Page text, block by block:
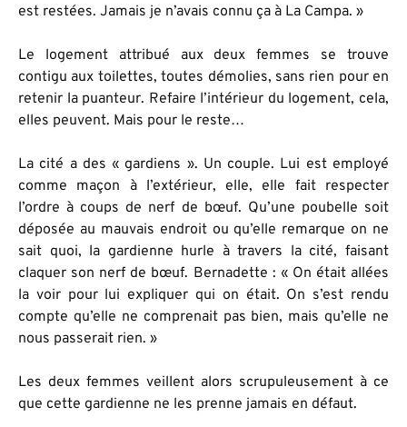
est restées. Jamais je n’avais connu ça à La Campa. »
Le logement attribué aux deux femmes se trouve
contigu aux toilettes, toutes démolies, sans rien pour en
retenir la puanteur. Refaire l’intérieur du logement, cela,
elles peuvent. Mais pour le reste…
La cité a des « gardiens ». Un couple. Lui est employé
comme maçon à l’extérieur, elle, elle fait respecter
l’ordre à coups de nerf de bœuf. Qu’une poubelle soit
déposée au mauvais endroit ou qu’elle remarque on ne
sait quoi, la gardienne hurle à travers la cité, faisant
claquer son nerf de bœuf. Bernadette : « On était allées
la voir pour lui expliquer qui on était. On s’est rendu
compte qu’elle ne comprenait pas bien, mais qu’elle ne
nous passerait rien. »
Les deux femmes veillent alors scrupuleusement à ce
que cette gardienne ne les prenne jamais en défaut.